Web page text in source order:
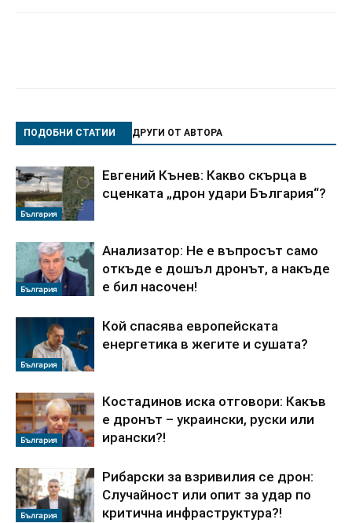
ПОДОБНИ СТАТИИ ДРУГИ ОТ АВТОРА
България
Евгений Кънев: Какво скърца в
сценката „дрон удари България“?
България
Анализатор: Не е въпросът само
откъде е дошъл дронът, а накъде
е бил насочен!
България
Кой спасява европейската
енергетика в жегите и сушата?
България
Костадинов иска отговори: Какъв
е дронът – украински, руски или
ирански?!
България
Рибарски за взривилия се дрон:
Случайност или опит за удар по
критична инфраструктура?!